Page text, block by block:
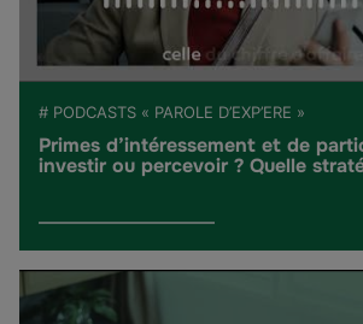
# PODCASTS « PAROLE D’EXP’ERE »
Primes d’intéressement et de
investir ou percevoir ? Quelle